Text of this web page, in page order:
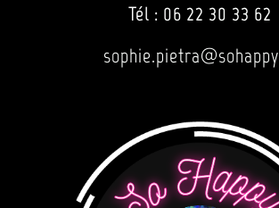
Tél : 06 22 30 33 62